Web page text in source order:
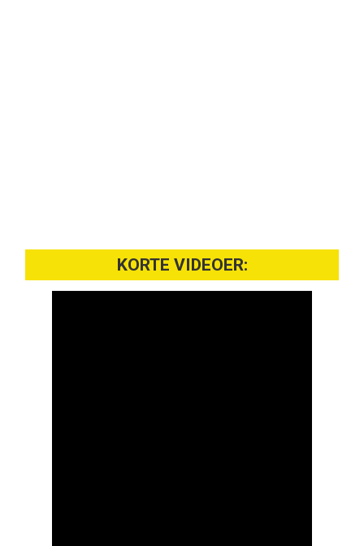
KORTE VIDEOER: